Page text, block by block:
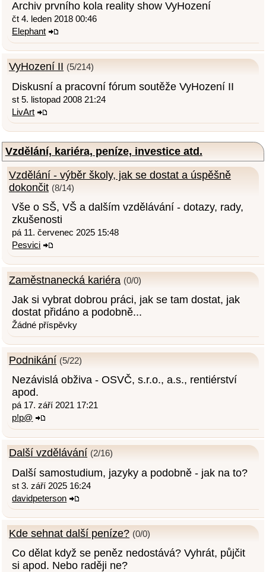
Archiv prvního kola reality show VyHození
čt 4. leden 2018 00:46
Elephant
VyHození II (5/214)
Diskusní a pracovní fórum soutěže VyHození II
st 5. listopad 2008 21:24
LivArt
Vzdělání, kariéra, peníze, investice atd.
Vzdělání - výběr školy, jak se dostat a úspěšně
dokončit (8/14)
Vše o SŠ, VŠ a dalším vzdělávání - dotazy, rady,
zkušenosti
pá 11. červenec 2025 15:48
Pesvici
Zaměstnanecká kariéra (0/0)
Jak si vybrat dobrou práci, jak se tam dostat, jak
dostat přidáno a podobně...
Žádné příspěvky
Podnikání (5/22)
Nezávislá obživa - OSVČ, s.r.o., a.s., rentiérství
apod.
pá 17. září 2021 17:21
p!p@
Další vzdělávání (2/16)
Další samostudium, jazyky a podobně - jak na to?
st 3. září 2025 16:24
davidpeterson
Kde sehnat další peníze? (0/0)
Co dělat když se peněz nedostává? Vyhrát, půjčit
si apod. Nebo raději ne?